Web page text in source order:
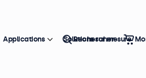
à des supports universels, des
Top vente
Applications Solutions sur mesure
Rechercher